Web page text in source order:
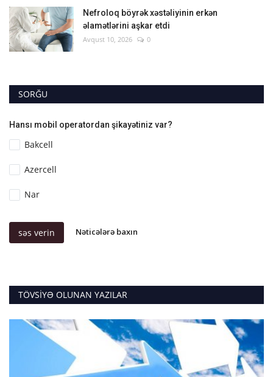
Nefroloq böyrək xəstəliyinin erkən
əlamətlərini aşkar etdi
Avqust 10, 2026 0
SORĞU
Hansı mobil operatordan şikayətiniz var?
Bakcell
Azercell
Nar
səs verin Nəticələrə baxın
TÖVSIYƏ OLUNAN YAZILAR